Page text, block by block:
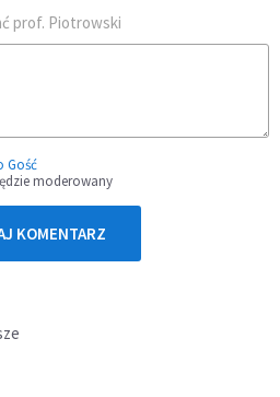
prof. Piotrowski
Gość
moderowany
KOMENTARZ